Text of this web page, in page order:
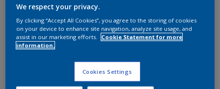
We respect your privacy.
By clicking “Accept All Cookies”, you agree to the storing of cookies
on your device to enhance site navigation, analyze site usage, and
assist in our marketing efforts.
Cookie Statement for more
information.
Cookies Settings